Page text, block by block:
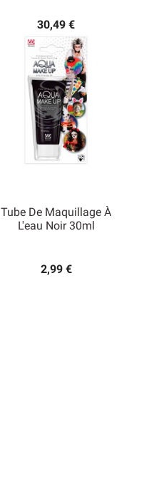
30,49 €
Tube De Maquillage À
L'eau Noir 30ml
2,99 €